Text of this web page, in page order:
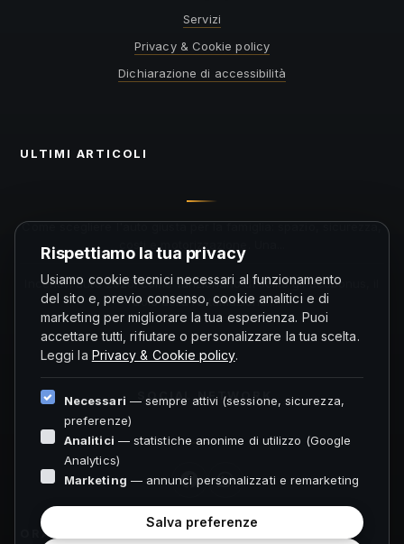
Servizi
Privacy & Cookie policy
Dichiarazione di accessibilità
ULTIMI ARTICOLI
Come scegliere l'auto giusta per la famiglia: spazio, sicurezza,
costi e motorizzazione. Una...
Incentivi auto 2026: come funzionano di solito gli ecobonus, il
ruolo della rottamazione...
SOCIAL NETWORK
ORARI FOLIGNO
Rispettiamo la tua privacy
Usiamo cookie tecnici necessari al funzionamento
del sito e, previo consenso, cookie analitici e di
marketing per migliorare la tua esperienza. Puoi
accettare tutti, rifiutare o personalizzare la tua scelta.
Leggi la Privacy & Cookie policy.
Necessari — sempre attivi (sessione, sicurezza,
preferenze)
Analitici — statistiche anonime di utilizzo (Google
Analytics)
Marketing — annunci personalizzati e remarketing
Salva preferenze